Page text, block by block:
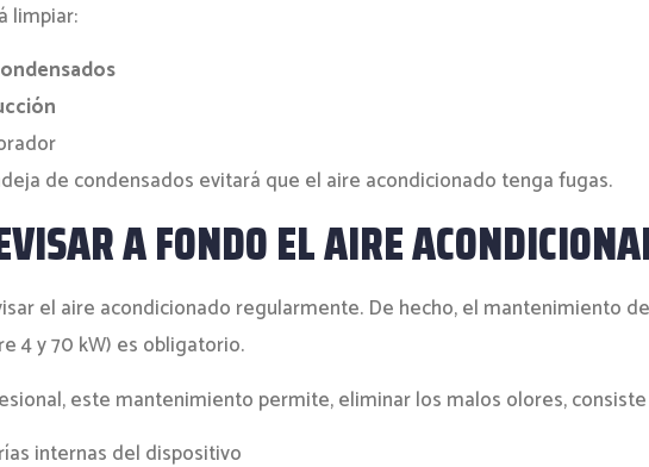
limpiar:
de condensados ​​evitará que el aire acondicionado tenga fugas.
A FONDO EL AIRE
el aire acondicionado regularmente. De hecho, el mantenimiento
4 y 70 kW) es obligatorio.
este mantenimiento permite, eliminar los malos olores,
internas del dispositivo